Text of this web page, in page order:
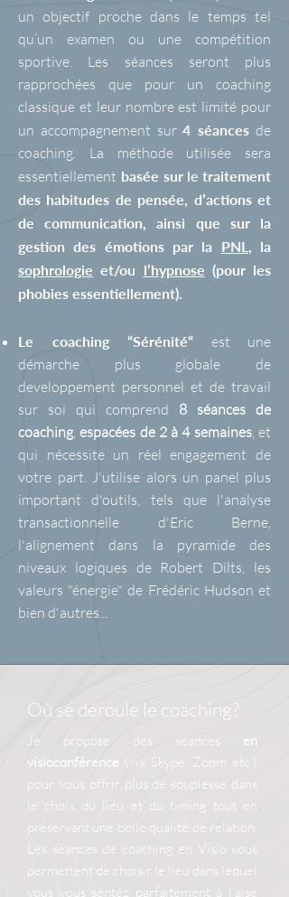
un objectif proche dans le temps tel
qu’un examen ou une compétition
sportive. Les séances seront plus
rapprochées que pour un coaching
classique et leur nombre est limité pour
un accompagnement sur4 séances de
coaching. La méthode utilisée sera
essentiellement basée sur le traitement
des habitudes de pensée, d’actions et
de communication, ainsi que sur la
gestion des émotions par la PNL , la
sophrologie et/ou l’hypnose (pour les
phobies essentiellement).
Le coaching “Sérénité“ est une
démarche plus globale de
developpement personnel et de travail
sur soi qui comprend 8 séances de
coaching,espacées de 2 à 4 semaines, et
qui nécessite un réel engagement de
votre part. J'utilise alors un panel plus
important d'outils, tels que l'analyse
transactionnelle d'Eric Berne,
l'alignement dans la pyramide des
niveaux logiques de Robert Dilts, les
valeurs "énergie" de Frédéric Hudson et
bien d'autres...
Où se déroule le coaching?
Je propose des séances en
visioconférence (via Skype, Zoom etc.)
pour vous offrir plus de souplesse dans
le choix du lieu et du timing tout en
préservant une belle qualité de relation.
Les séances de coaching en Visio vous
permettent de choisir le lieu dans lequel
vous vous sentez parfaitement à l’aise